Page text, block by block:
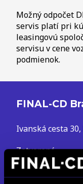
Možný odpočet
servis platí pri
leasingovú
servisu v cene
podmienok.
FINAL-CD
Ivanská cesta
Zatvorené
Po až Pia: 08:00 -
So: Zatvorené